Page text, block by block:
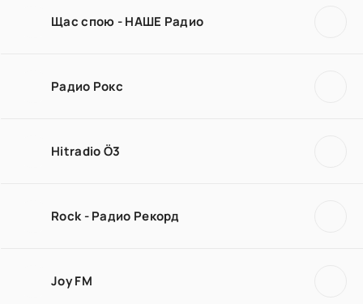
Щас спою - НАШЕ Радио
Радио Рокс
Hitradio Ö3
Rock - Радио Рекорд
Joy FM